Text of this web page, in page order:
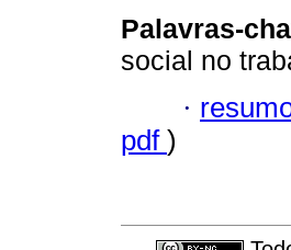
Palavras-
social no
·
pdf )